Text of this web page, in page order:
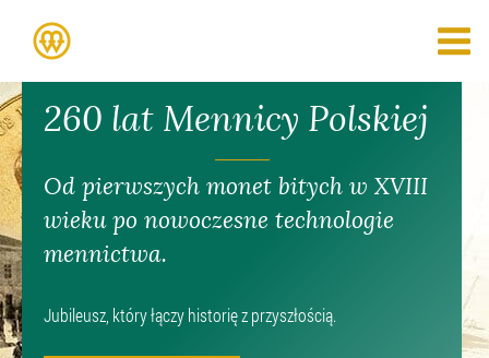
260 lat Mennicy Polskiej
Od pierwszych monet bitych w XVIII
wieku po nowoczesne technologie
mennictwa.
Jubileusz, który łączy historię z przyszłością.